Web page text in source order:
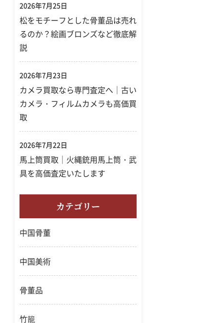
松をモチーフとした骨董品は売れ
るのか？絵画ブロンズなど徹底解
説
2026年7月25日
カメラ買取なら専門査定へ｜古い
カメラ・フィルムカメラも高価買
取
2026年7月23日
馬上筒買取｜火縄銃用馬上筒・武
具を高価査定いたします
2026年7月22日
カテゴリー
中国骨董
中国美術
骨董品
竹籠